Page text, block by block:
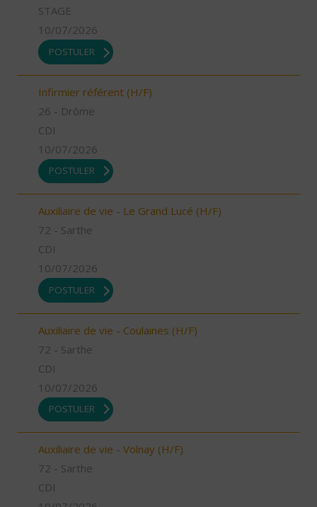
STAGE
10/07/2026
POSTULER
Infirmier référent (H/F)
26 - Drôme
CDI
10/07/2026
POSTULER
Auxiliaire de vie - Le Grand Lucé (H/F)
72 - Sarthe
CDI
10/07/2026
POSTULER
Auxiliaire de vie - Coulaines (H/F)
72 - Sarthe
CDI
10/07/2026
POSTULER
Auxiliaire de vie - Volnay (H/F)
72 - Sarthe
CDI